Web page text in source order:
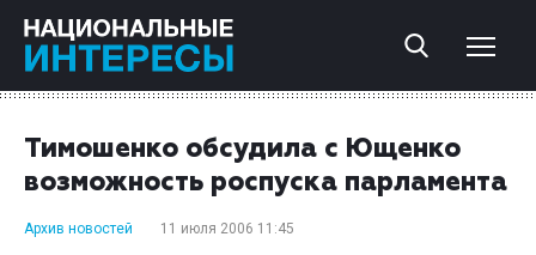
Тимошенко обсудила с Ющенко
возможность роспуска парламента
Архив новостей 11 июля 2006 11:45